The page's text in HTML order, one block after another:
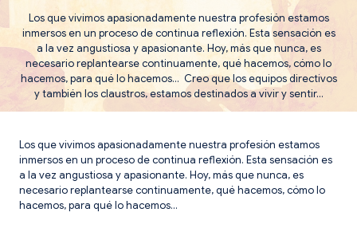
Los que vivimos apasionadamente nuestra profesión estamos
inmersos en un proceso de continua reflexión. Esta sensación es
a la vez angustiosa y apasionante. Hoy, más que nunca, es
necesario replantearse continuamente, qué hacemos, cómo lo
hacemos, para qué lo hacemos… Creo que los equipos directivos
y también los claustros, estamos destinados a vivir y sentir…
Los que vivimos apasionadamente nuestra profesión estamos
inmersos en un proceso de continua reflexión. Esta sensación es
a la vez angustiosa y apasionante. Hoy, más que nunca, es
necesario replantearse continuamente, qué hacemos, cómo lo
hacemos, para qué lo hacemos…